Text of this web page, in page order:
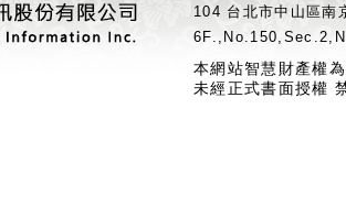
104 台北市中山區
本網站智慧財產權
未經正式書面授權